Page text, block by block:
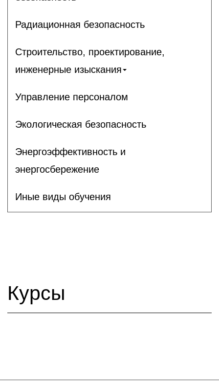
Радиационная безопасность
Строительство, проектирование,
инженерные изыскания
Управление персоналом
Экологическая безопасность
Энергоэффективность и
энергосбережение
Иные виды обучения
Курсы